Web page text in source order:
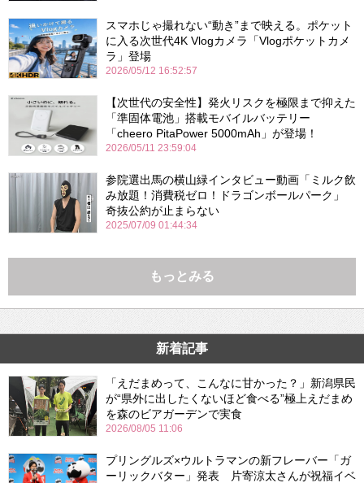
スマホじゃ撮れない“動き”まで映える。ポケット
に入る次世代4K Vlogカメラ「Vlogポケットカメ
ラ」登場
2026/05/12 16:52:57
【次世代の安全性】発火リスクを極限まで抑えた
「準固体電池」搭載モバイルバッテリー
「cheero PitaPower 5000mAh」が登場！
2026/05/11 23:59:04
参院選出馬の横山緑インタビュー動画「ミルク飲
み放題！消費税ゼロ！ドラゴンボールパーク」
奇抜公約が止まらない
2025/07/09 01:44:34
もっとみる
新着記事
「えだまめって、こんなに甘かった？」新潟県民
が“県外に出したくないほど食べる”極上えだまめ
を森のビアガーデンで実食
2026/08/05 11:06
プリングルズ×ウルトラマンの新フレーバー「ガ
ーリックバター」発表 片寄涼太さんが祝福イベ